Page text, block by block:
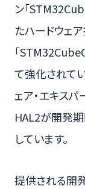
ン「
たハードウェ
「
て強化されて
ェア・エキス
HAL2が開発
しています。
提供される開